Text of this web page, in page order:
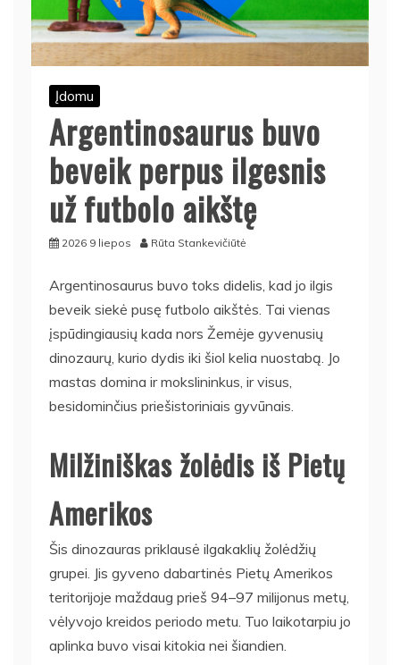
Įdomu
Argentinosaurus buvo
beveik perpus ilgesnis
už futbolo aikštę
2026 9 liepos Rūta Stankevičiūtė
Argentinosaurus buvo toks didelis, kad jo ilgis
beveik siekė pusę futbolo aikštės. Tai vienas
įspūdingiausių kada nors Žemėje gyvenusių
dinozaurų, kurio dydis iki šiol kelia nuostabą. Jo
mastas domina ir mokslininkus, ir visus,
besidominčius priešistoriniais gyvūnais.
Milžiniškas žolėdis iš Pietų
Amerikos
Šis dinozauras priklausė ilgakaklių žolėdžių
grupei. Jis gyveno dabartinės Pietų Amerikos
teritorijoje maždaug prieš 94–97 milijonus metų,
vėlyvojo kreidos periodo metu. Tuo laikotarpiu jo
aplinka buvo visai kitokia nei šiandien.